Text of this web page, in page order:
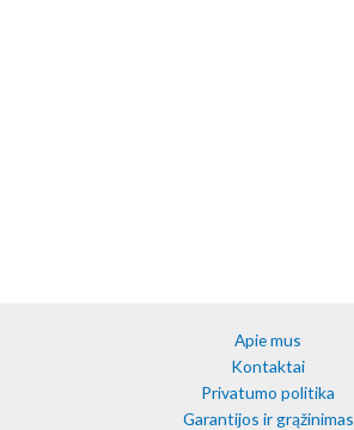
Apie mus
Kontaktai
Privatumo politika
Garantijos ir grąžinimas